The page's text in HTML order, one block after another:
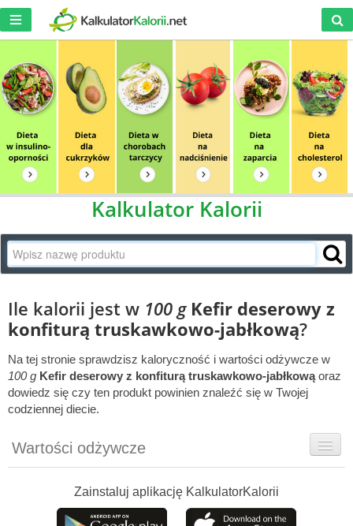
Kalkulator Kalorii
Ile kalorii jest w 100 g Kefir deserowy z
konfiturą truskawkowo-jabłkową?
Na tej stronie sprawdzisz kaloryczność i wartości odżywcze w
100 g Kefir deserowy z konfiturą truskawkowo-jabłkowąoraz
dowiedz się czy ten produkt powinien znaleźć się w Twojej
codziennej diecie.
Wartości odżywcze
Szczegółówe informacje
Zainstaluj aplikację KalkulatorKalorii